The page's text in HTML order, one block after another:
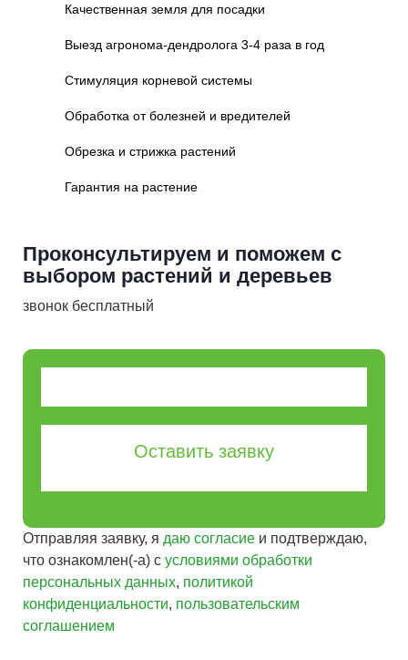
Качественная земля для посадки
Выезд агронома-дендролога 3-4 раза в год
Стимуляция корневой системы
Обработка от болезней и вредителей
Обрезка и стрижка растений
Гарантия на растение
Проконсультируем и поможем с
выбором растений и деревьев
звонок бесплатный
Оставить заявку
Отправляя заявку, я даю согласие и подтверждаю,
что ознакомлен(-а) с условиями обработки
персональных данных, политикой
конфиденциальности, пользовательским
соглашением